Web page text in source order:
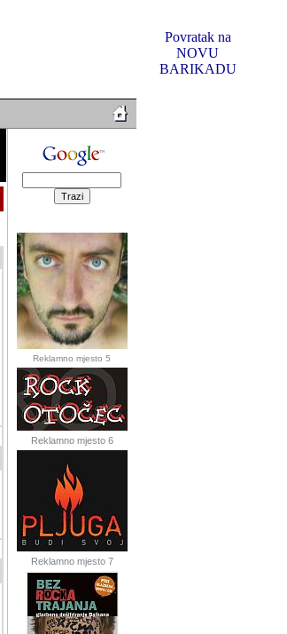
Povratak na
NOVU
BARIKADU
Reklamno mjesto 5
Reklamno mjesto 6
Reklamno mjesto 7